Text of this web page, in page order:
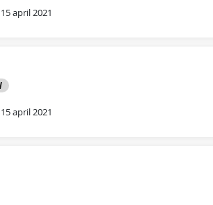
15 april 2021
15 april 2021